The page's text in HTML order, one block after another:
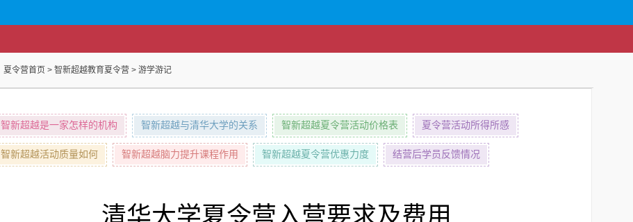
夏令营首页 > 智新超越教育夏令营 > 游学游记
智新超越是一家怎样的机构 智新超越与清华大学的关系 智新超越夏令营活动价格表 夏令营活动所得所感
智新超越活动质量如何 智新超越脑力提升课程作用 智新超越夏令营优惠力度 结营后学员反馈情况
清华大学夏令营入营要求及费用